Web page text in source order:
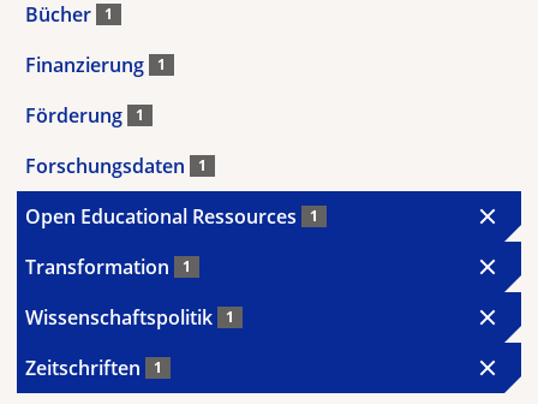
Bücher 1
Finanzierung 1
Förderung 1
Forschungsdaten 1
Open Educational Ressources 1
Transformation 1
Wissenschaftspolitik 1
Zeitschriften 1